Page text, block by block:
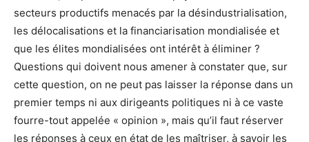
secteurs productifs menacés par la désindustrialisation,
les délocalisations et la financiarisation mondialisée et
que les élites mondialisées ont intérêt à éliminer ?
Questions qui doivent nous amener à constater que, sur
cette question, on ne peut pas laisser la réponse dans un
premier temps ni aux dirigeants politiques ni à ce vaste
fourre-tout appelée « opinion », mais qu’il faut réserver
les réponses à ceux en état de les maîtriser, à savoir les